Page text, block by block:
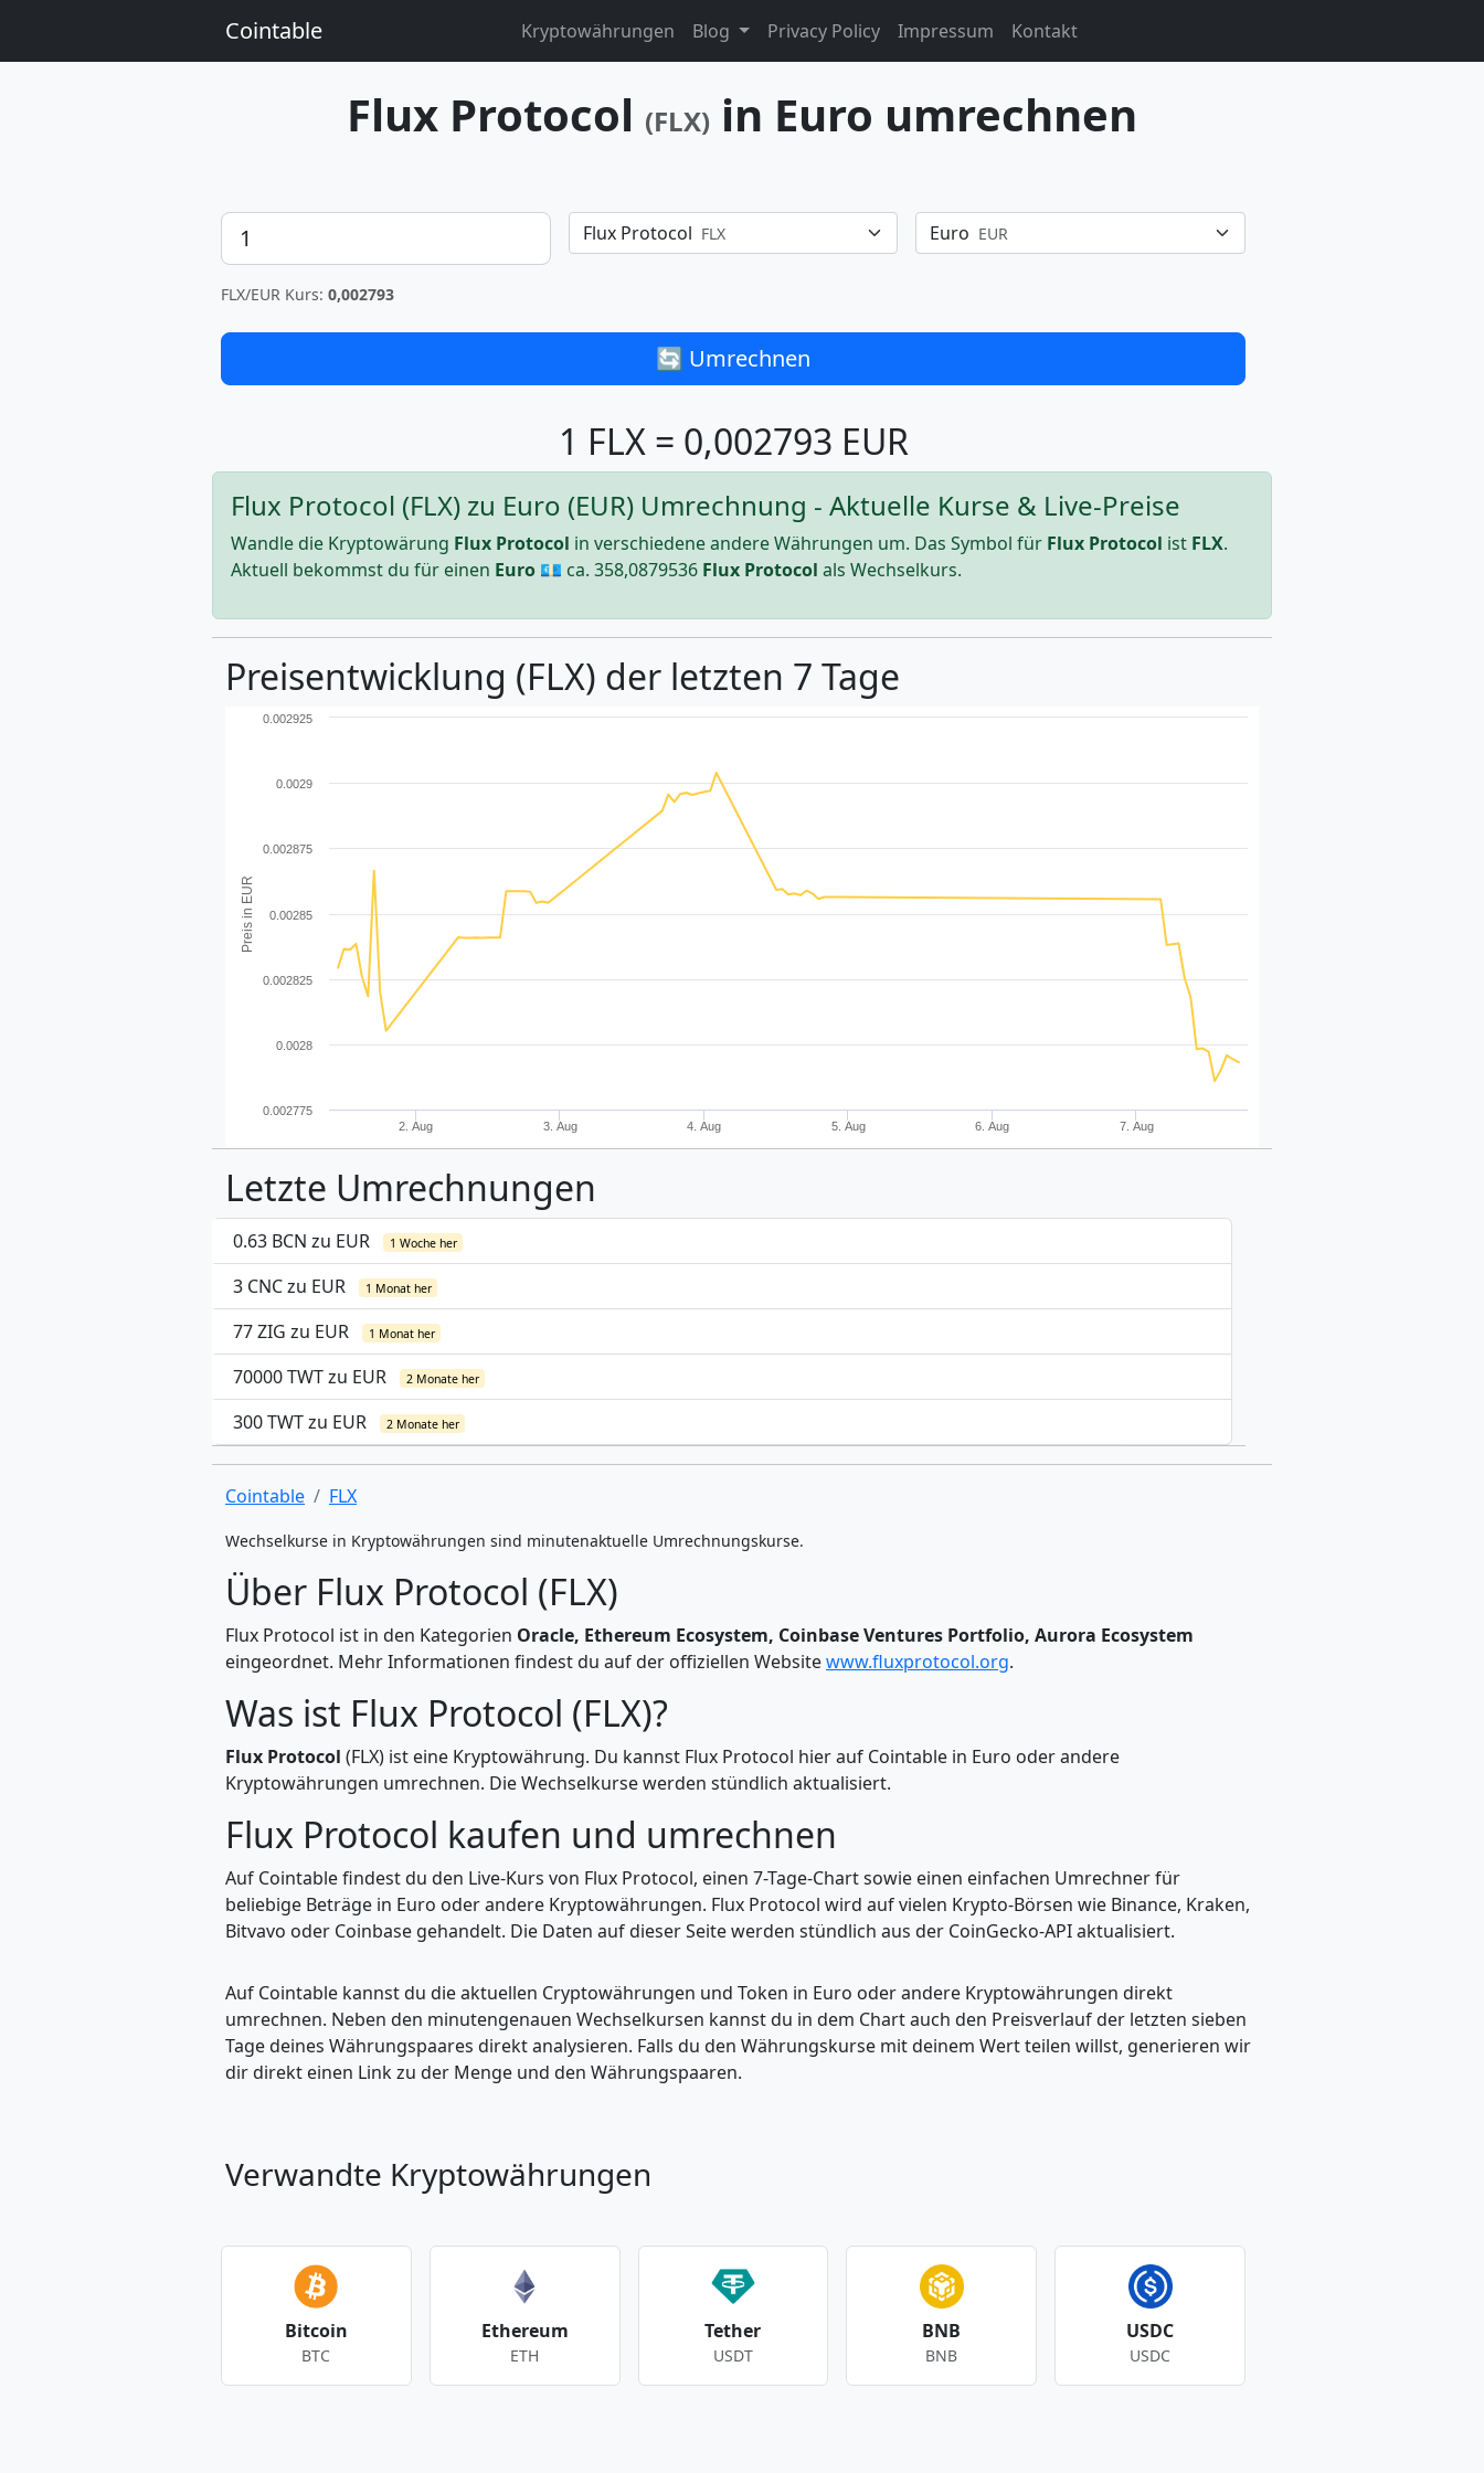
Cointable Kryptowährungen Blog Privacy Policy Impressum Kontakt
Flux Protocol (FLX) in Euro umrechnen
Betrag Flux Protocol FLX Euro EUR
FLX/EUR Kurs: 0,002793
🔄 Umrechnen
1 FLX = 0,002793 EUR
Flux Protocol (FLX) zu Euro (EUR) Umrechnung - Aktuelle Kurse & Live-Preise
Wandle die Kryptowärung Flux Protocol in verschiedene andere Währungen um. Das Symbol für Flux Protocol ist FLX.
Aktuell bekommst du für einen Euro 💶 ca. 358,0879536 Flux Protocol als Wechselkurs.
Preisentwicklung (FLX) der letzten 7 Tage
Preis in EUR
2. Aug 3. Aug 4. Aug 5. Aug 6. Aug 7. Aug
0.002775
0.0028
0.002825
0.00285
0.002875
0.0029
0.002925
Letzte Umrechnungen
0.63 BCN zu EUR 1 Woche her
3 CNC zu EUR 1 Monat her
77 ZIG zu EUR 1 Monat her
70000 TWT zu EUR 2 Monate her
300 TWT zu EUR 2 Monate her
Cointable FLX
Wechselkurse in Kryptowährungen sind minutenaktuelle Umrechnungskurse.
Über Flux Protocol (FLX)
Flux Protocol ist in den Kategorien Oracle, Ethereum Ecosystem, Coinbase Ventures Portfolio, Aurora Ecosystem
eingeordnet. Mehr Informationen findest du auf der offiziellen Websitewww.fluxprotocol.org.
Was ist Flux Protocol (FLX)?
Flux Protocol (FLX) ist eine Kryptowährung. Du kannst Flux Protocol hier auf Cointable in Euro oder andere
Kryptowährungen umrechnen. Die Wechselkurse werden stündlich aktualisiert.
Flux Protocol kaufen und umrechnen
Auf Cointable findest du den Live-Kurs von Flux Protocol, einen 7-Tage-Chart sowie einen einfachen Umrechner für
beliebige Beträge in Euro oder andere Kryptowährungen. Flux Protocol wird auf vielen Krypto-Börsen wie Binance, Kraken,
Bitvavo oder Coinbase gehandelt. Die Daten auf dieser Seite werden stündlich aus der CoinGecko-API aktualisiert.
Auf Cointable kannst du die aktuellen Cryptowährungen und Token in Euro oder andere Kryptowährungen direkt
umrechnen. Neben den minutengenauen Wechselkursen kannst du in dem Chart auch den Preisverlauf der letzten sieben
Tage deines Währungspaares direkt analysieren. Falls du den Währungskurse mit deinem Wert teilen willst, generieren wir
dir direkt einen Link zu der Menge und den Währungspaaren.
Verwandte Kryptowährungen
Bitcoin
BTC
Ethereum
ETH
Tether
USDT
BNB
BNB
USDC
USDC